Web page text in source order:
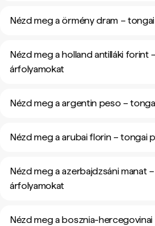
Nézd meg a örmény dram –
Nézd meg a holland antilláki forint
árfolyamokat
Nézd meg a argentin peso –
Nézd meg a arubai florin – tongai
Nézd meg a azerbajdzsáni manat
árfolyamokat
Nézd meg a bosznia-hercegovinai